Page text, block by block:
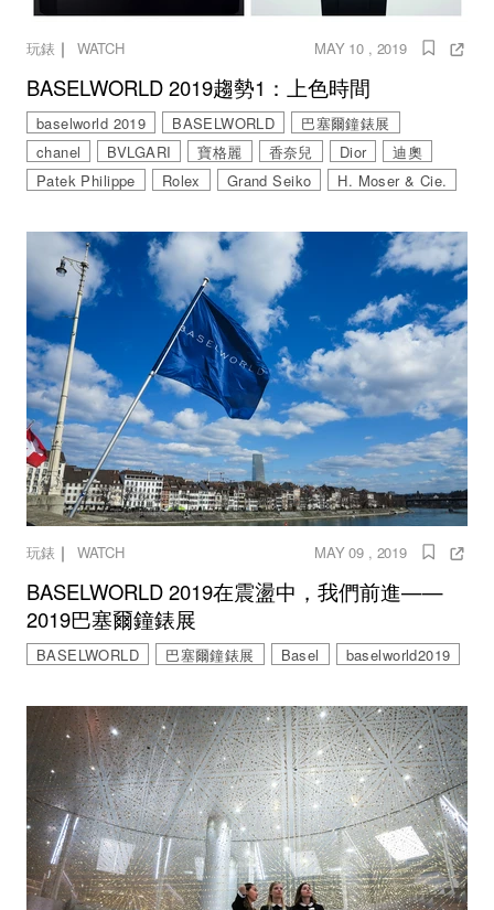
玩錶 ｜ WATCH MAY 10 , 2019
BASELWORLD 2019趨勢1：上色時間
baselworld 2019 BASELWORLD
巴塞爾鐘錶展
chanel
BVLGARI 寶格麗 香奈兒 Dior
迪奧
Patek Philippe
Rolex Grand Seiko H. Moser & Cie.
玩錶 ｜ WATCH MAY 09 , 2019
BASELWORLD 2019在震盪中，我們前進——
2019巴塞爾鐘錶展
BASELWORLD 巴塞爾鐘錶展 Basel baselworld2019